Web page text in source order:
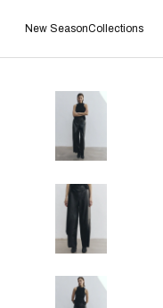
New SeasonCollections